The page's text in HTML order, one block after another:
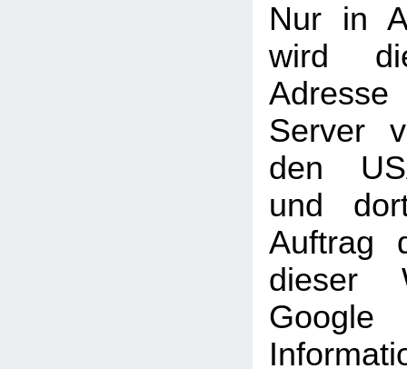
Nur in
wird
Server
den
und
Auftrag
dieser